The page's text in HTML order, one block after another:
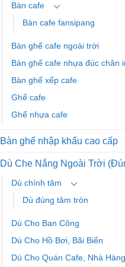
Bàn cafe
Bàn cafe fansipang
Bàn ghế cafe ngoài trời
Bàn ghế cafe nhựa đúc chân
Bàn ghế xếp cafe
Ghế cafe
Ghế nhựa cafe
Bàn ghế nhập khẩu cao cấp
Dù Che Nắng Ngoài Trời
Dù chính tâm
Dù đúng tâm tròn
Dù Cho Ban Công
Dù Cho Hồ Bơi, Bãi Biển
Dù Cho Quán Cafe, Nhà